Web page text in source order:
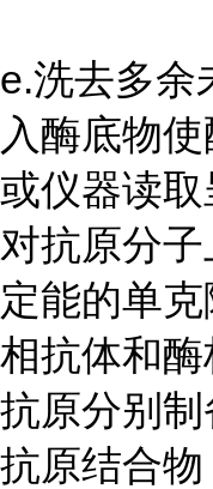
e.洗去多余
入酶底物
或仪器读
对抗原分
定能的单
相抗体和
抗原分别
抗原结合物